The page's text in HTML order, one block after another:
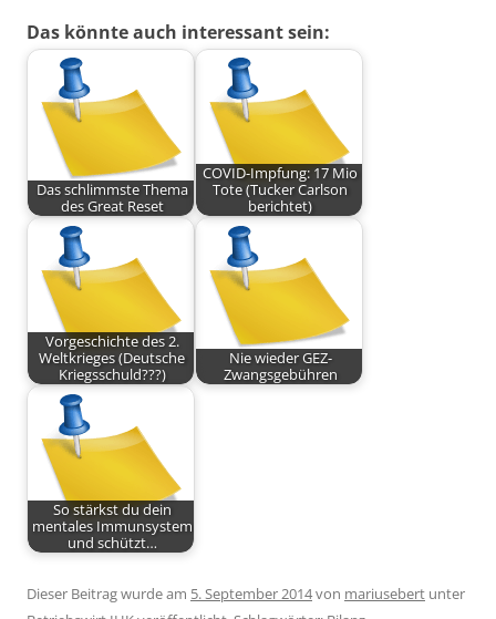
Das könnte auch interessant sein:
Das schlimmste Thema
des Great Reset
COVID-Impfung: 17 Mio
Tote (Tucker Carlson
berichtet)
Vorgeschichte des 2.
Weltkrieges (Deutsche
Kriegsschuld???)
Nie wieder GEZ-
Zwangsgebühren
So stärkst du dein
mentales Immunsystem
und schützt…
Dieser Beitrag wurde am 5. September 2014von mariusebert unter